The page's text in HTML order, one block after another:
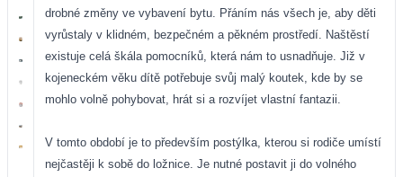
drobné změny ve vybavení bytu. Přáním nás všech je, aby děti
vyrůstaly v klidném, bezpečném a pěkném prostředí. Naštěstí
existuje celá škála pomocníků, která nám to usnadňuje. Již v
kojeneckém věku dítě potřebuje svůj malý koutek, kde by se
mohlo volně pohybovat, hrát si a rozvíjet vlastní fantazii.
V tomto období je to především postýlka, kterou si rodiče umístí
nejčastěji k sobě do ložnice. Je nutné postavit ji do volného